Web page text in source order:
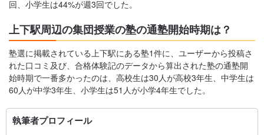
回、小学生は44%が週3回でした。
上下駅周辺の集団授業の塾の通塾開始時期は？
塾選に掲載されている上下駅にある塾1件に、ユーザーから投稿さ
れた口コミ及び、合格体験記のデータから算出された塾の通塾開
始時期で一番多かったのは、高校生は30人が高校3年生、中学生は
60人が中学3年生、小学生は51人が小学4年生でした。
執筆者プロフィール